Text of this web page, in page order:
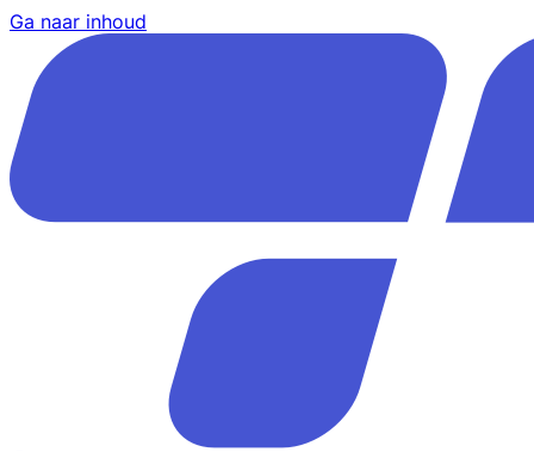
Ga naar inhoud